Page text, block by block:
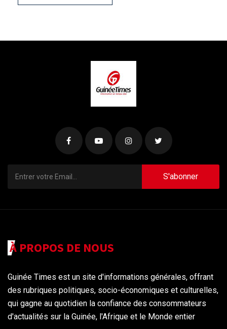
S'abonner
À PROPOS DE NOUS
Guinée Times est un site d'informations générales, offrant
des rubriques politiques, socio-économiques et culturelles,
qui gagne au quotidien la confiance des consommateurs
d'actualités sur la Guinée, l'Afrique et le Monde entier